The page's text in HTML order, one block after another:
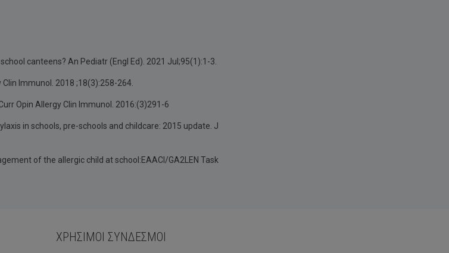
canteens? An Pediatr (Engl Ed). 2021 Jul;95(1):1-3.
Immunol. 2018 ;18(3):258-264.
Opin Allergy Clin Immunol. 2016:(3)291-6
in schools, pre-schools and childcare: 2015 update. J
of the allergic child at school:EAACI/GA2LEN Task
ΧΡΗΣΙΜΟΙ ΣΥΝΔΕΣΜΟΙ